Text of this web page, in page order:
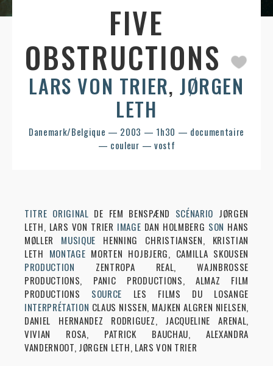
FIVE
OBSTRUCTIONS
LARS VON TRIER, JØRGEN
LETH
Danemark/Belgique — 2003 — 1h30 — documentaire
— couleur — vostf
TITRE ORIGINAL DE FEM BENSPÆND SCÉNARIO JØRGEN
LETH, LARS VON TRIER IMAGE DAN HOLMBERG SON HANS
MØLLER MUSIQUE HENNING CHRISTIANSEN, KRISTIAN
LETH MONTAGE MORTEN HOJBJERG, CAMILLA SKOUSEN
PRODUCTION ZENTROPA REAL, WAJNBROSSE
PRODUCTIONS, PANIC PRODUCTIONS, ALMAZ FILM
PRODUCTIONS SOURCE LES FILMS DU LOSANGE
INTERPRÉTATION CLAUS NISSEN, MAJKEN ALGREN NIELSEN,
DANIEL HERNANDEZ RODRIGUEZ, JACQUELINE ARENAL,
VIVIAN ROSA, PATRICK BAUCHAU, ALEXANDRA
VANDERNOOT, JØRGEN LETH, LARS VON TRIER